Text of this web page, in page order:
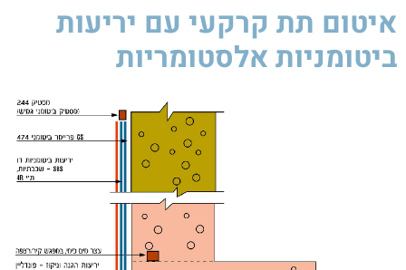
איטום תת קרקעי עם יריעות
ביטומניות אלסטומריות